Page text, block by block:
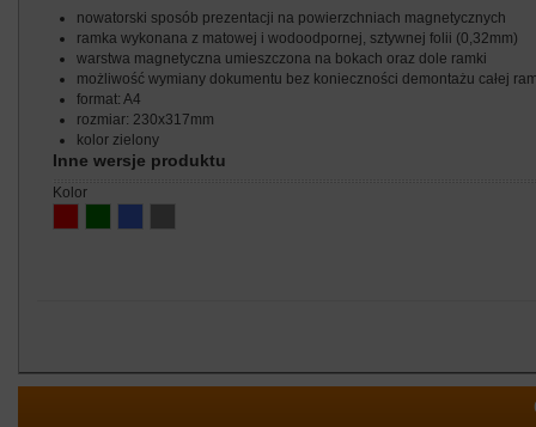
nowatorski sposób prezentacji na powierzchniach magnetycznych
ramka wykonana z matowej i wodoodpornej, sztywnej folii (0,32mm)
warstwa magnetyczna umieszczona na bokach oraz dole ramki
możliwość wymiany dokumentu bez konieczności demontażu całej
format: A4
rozmiar: 230x317mm
kolor zielony
Inne wersje produktu
kolor
Lista Zaufanych Partnerów (rozwiń)